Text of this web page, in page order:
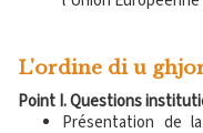
L'ordine di u
Point I. Questions
Présentation de